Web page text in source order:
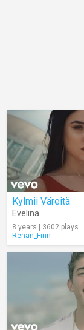
Kylmii Väreitä
Evelina
8 years | 3602 plays
Renan_Finn